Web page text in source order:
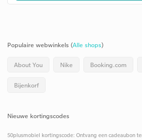
Populaire webwinkels (Alle shops)
About You Nike Booking.com
Bijenkorf
Nieuwe kortingscodes
50plusmobiel kortingscode: Ontvang een cadeaubon